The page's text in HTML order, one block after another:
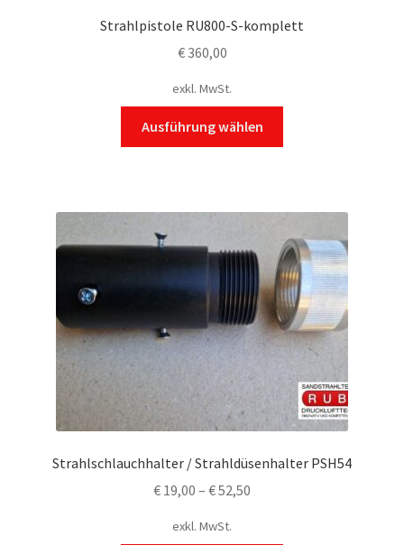
Strahlpistole RU800-S-komplett
€360,00
exkl. MwSt.
Ausführung wählen
Die
Optionen
können
auf
der
gewählt
werden
Strahlschlauchhalter / Strahldüsenhalter PSH54
€ 19,00 – €52,50
exkl. MwSt.